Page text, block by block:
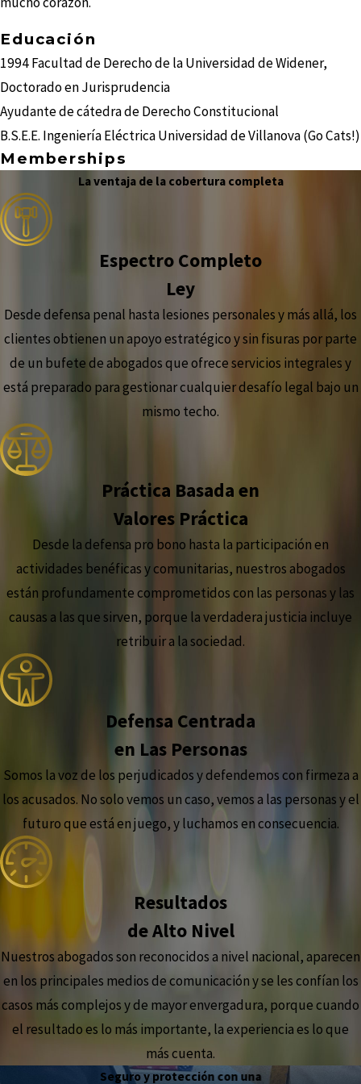
Educación
1994 Facultad de Derecho de la Universidad de Widener,
Doctorado en Jurisprudencia
Ayudante de cátedra de Derecho Constitucional
B.S.E.E. Ingeniería Eléctrica Universidad de Villanova (Go Cats!)
Memberships
La ventaja de la cobertura completa
Espectro Completo
Ley
Desde defensa penal hasta lesiones personales y más allá, los
clientes obtienen un apoyo estratégico y sin fisuras por parte
de un bufete de abogados que ofrece servicios integrales y
está preparado para gestionar cualquier desafío legal bajo un
mismo techo.
Práctica Basada en
Valores Práctica
Desde la defensa pro bono hasta la participación en
actividades benéficas y comunitarias, nuestros abogados
están profundamente comprometidos con las personas y las
causas a las que sirven, porque la verdadera justicia incluye
retribuir a la sociedad.
Defensa Centrada
en Las Personas
Somos la voz de los perjudicados y defendemos con firmeza a
los acusados. No solo vemos un caso, vemos a las personas y el
futuro que está en juego, y luchamos en consecuencia.
Resultados
de Alto Nivel
Nuestros abogados son reconocidos a nivel nacional, aparecen
en los principales medios de comunicación y se les confían los
casos más complejos y de mayor envergadura, porque cuando
el resultado es lo más importante, la experiencia es lo que
más cuenta.
Seguro y protección con una